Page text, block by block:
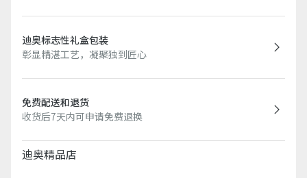
迪奥标志性礼盒包装
彰显精湛工艺，凝聚独到匠心
免费配送和退货
收货后7天内可申请免费退换
迪奥精品店